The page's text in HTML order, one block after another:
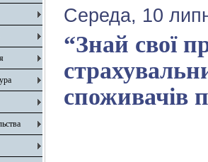
Середа, 10
“Знай свої
споживачів